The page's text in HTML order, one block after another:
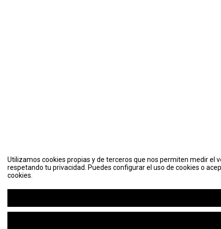
Utilizamos cookies propias y de terceros que nos permiten medir el
respetando tu privacidad. Puedes configurar el uso de cookies o
cookies.